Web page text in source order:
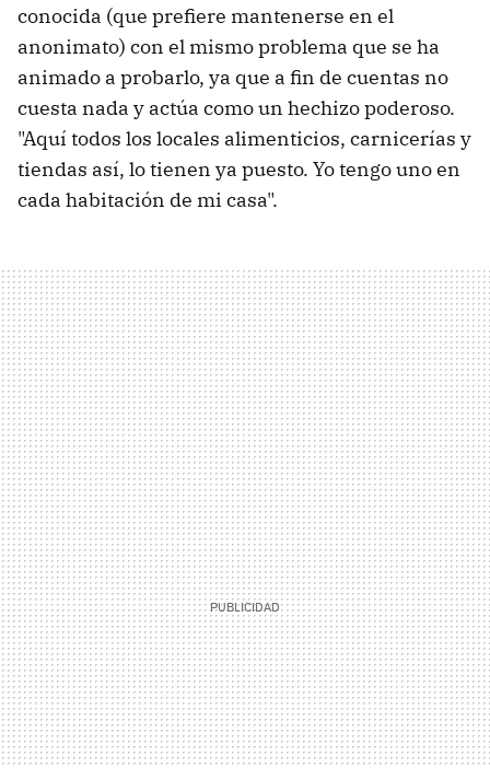
conocida (que prefiere mantenerse en el
anonimato) con el mismo problema que se ha
animado a probarlo, ya que a fin de cuentas no
cuesta nada y actúa como un hechizo poderoso.
"Aquí todos los locales alimenticios, carnicerías y
tiendas así, lo tienen ya puesto. Yo tengo uno en
cada habitación de mi casa".